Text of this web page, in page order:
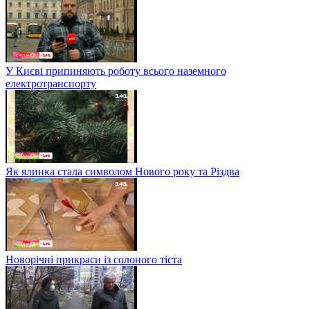
У Києві припиняють роботу всього наземного
електротранспорту
Як ялинка стала символом Нового року та Різдва
Новорічні прикраси із солоного тіста